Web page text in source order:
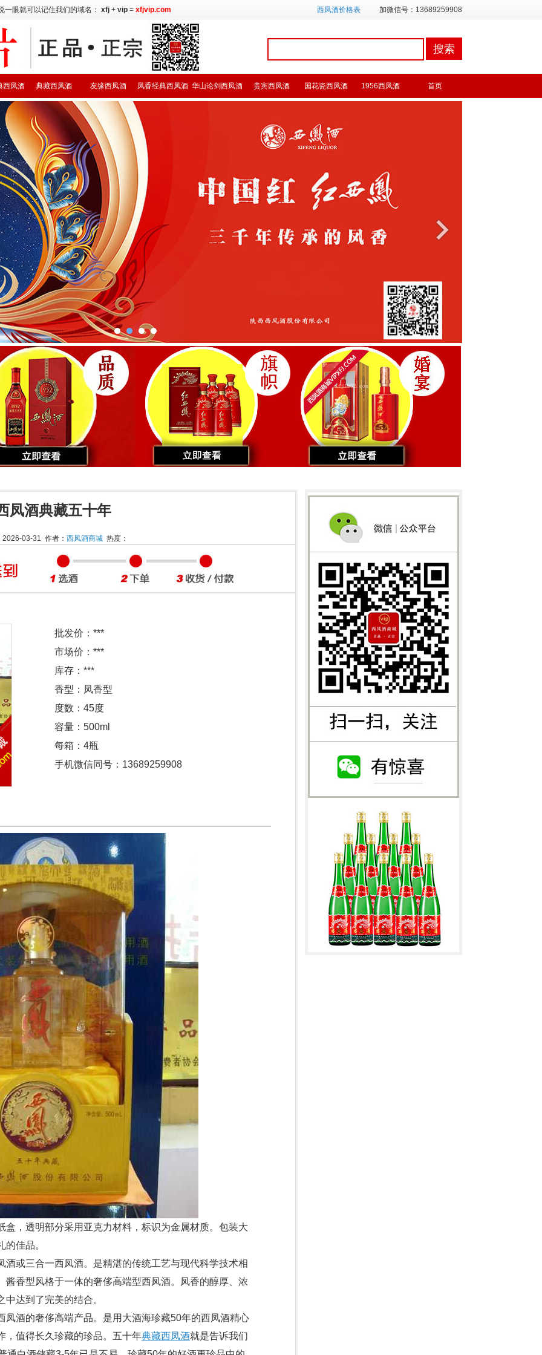
一眼就可以记住我们的域名： xfj + vip = xfjvip.com 西凤酒价格表 加微信号：13689259908
首页
1956西凤酒
国花瓷西凤酒
贵宾西凤酒
华山论剑西凤酒
凤香经典西凤酒
友缘西凤酒
典藏西凤酒
西凤酒
凤酒典藏五十年
2026-03-31 作者： 西凤酒商城热度：
批发价： ***
市场价： ***
库存： ***
香型：凤香型
度数：45度
容量：500ml
每箱：4瓶
手机微信同号：13689259908
盒，透明部分采用亚克力材料，标识为金属材质。包装大
佳品。
三合一西凤酒。是精湛的传统工艺与现代科学技术相
酱香型风格于一体的奢侈高端型西凤酒。凤香的醇厚、浓
达到了完美的结合。
的奢侈高端产品。是用大酒海珍藏50年的西凤酒精心
，值得长久珍藏的珍品。五十年典藏西凤酒就是告诉我们